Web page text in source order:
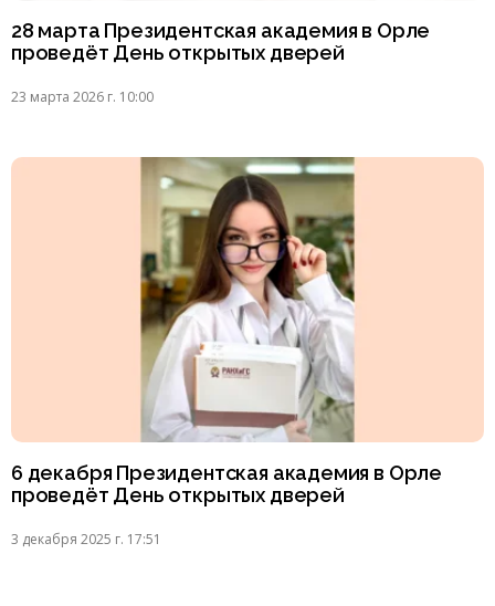
28 марта Президентская академия в Орле
проведёт День открытых дверей
23 марта 2026 г. 10:00
6 декабря Президентская академия в Орле
проведёт День открытых дверей
3 декабря 2025 г. 17:51